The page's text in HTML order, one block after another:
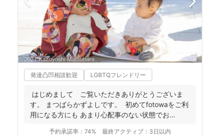
発達凸凹相談歓迎 LGBTQフレンドリー
はじめまして ご覧いただきありがとうございま
す。 まつばらかずよしです。 初めてfotowaをご利
用になる方にも あまり心配事のない状態でお...
予約承諾率： 74% 最終アクティブ： 3日以内